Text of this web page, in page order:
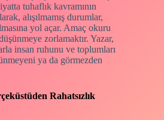
tuhaflık kavramının
alışılmamış durumlar,
yol açar. Amaç okuru
zorlamaktır. Yazar,
insan ruhunu ve toplumları
ya da görmezden
Rahatsızlık